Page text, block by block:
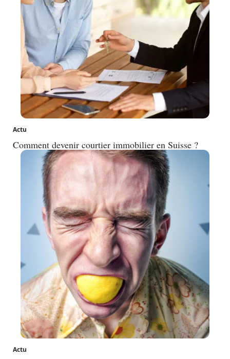
Actu
Comment devenir courtier immobilier en Suisse ?
Actu